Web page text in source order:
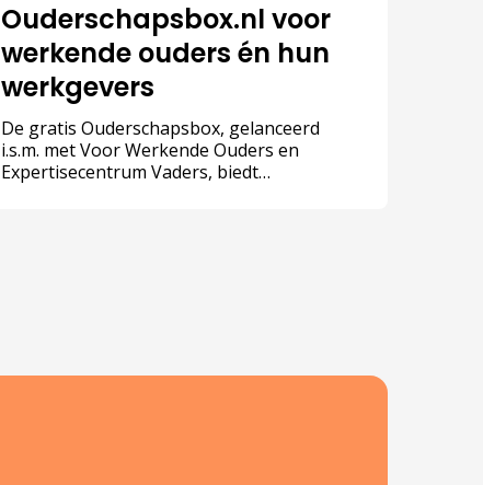
Ouderschapsbox.nl voor
werkende ouders én hun
werkgevers
De gratis Ouderschapsbox, gelanceerd
i.s.m. met Voor Werkende Ouders en
Expertisecentrum Vaders, biedt